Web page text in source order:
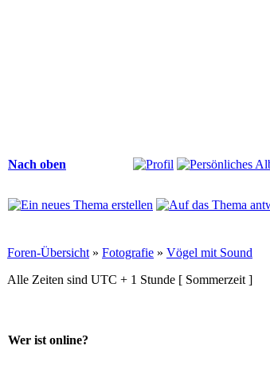
Nach oben
Foren-Übersicht » Fotografie » Vögel mit Sound
Alle Zeiten sind UTC + 1 Stunde [ Sommerzeit ]
Wer ist online?